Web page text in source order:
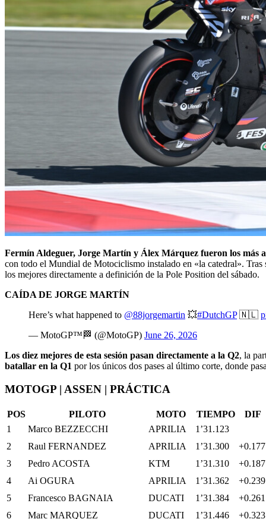
Fermín Aldeguer, Jorge Martín y Álex Márquez fueron los más
con todo el Mundial de Motociclismo instalado en «la catedral». Tras
los mejores directamente a definición de la Pole Position del sábado.
CAÍDA DE JORGE MARTÍN
Here’s what happened to @88jorgemartin 💥#DutchGP🇳🇱
— MotoGP™🏁 (@MotoGP) June 26, 2026
Los diez mejores de esta sesión pasan directamente a la Q2, la
batallar en la Q1 por los únicos dos pases al último corte, donde
MOTOGP | ASSEN | PRÁCTICA
POS PILOTO MOTO TIEMPO
DIF
1
Marco BEZZECCHI APRILIA
1’31.123
2
Raul FERNANDEZ APRILIA 1’31.300
+0.177
3
Pedro ACOSTA KTM 1’31.310
+0.187
4
Ai OGURA APRILIA 1’31.362
+0.239
5
Francesco BAGNAIA DUCATI 1’31.384
+0.261
6
Marc MARQUEZ DUCATI 1’31.446 +0.323